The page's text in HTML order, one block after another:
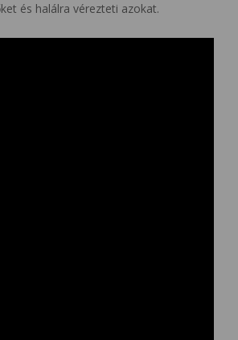
és halálra vérezteti azokat.